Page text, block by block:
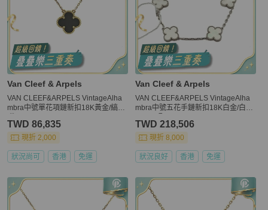
Van Cleef & Arpels
VAN CLEEF&ARPELS VintageAlha
mbra中號單花項鏈新扣18K黃金/縞瑪
TWD 86,835
現折 2,000
狀況尚可 香港 免運
Van Cleef & Arpels
VAN CLEEF&ARPELS VintageAlha
mbra中號五花手鏈新扣18K白金/白貝
TWD 218,506
現折 8,000
狀況良好 香港 免運